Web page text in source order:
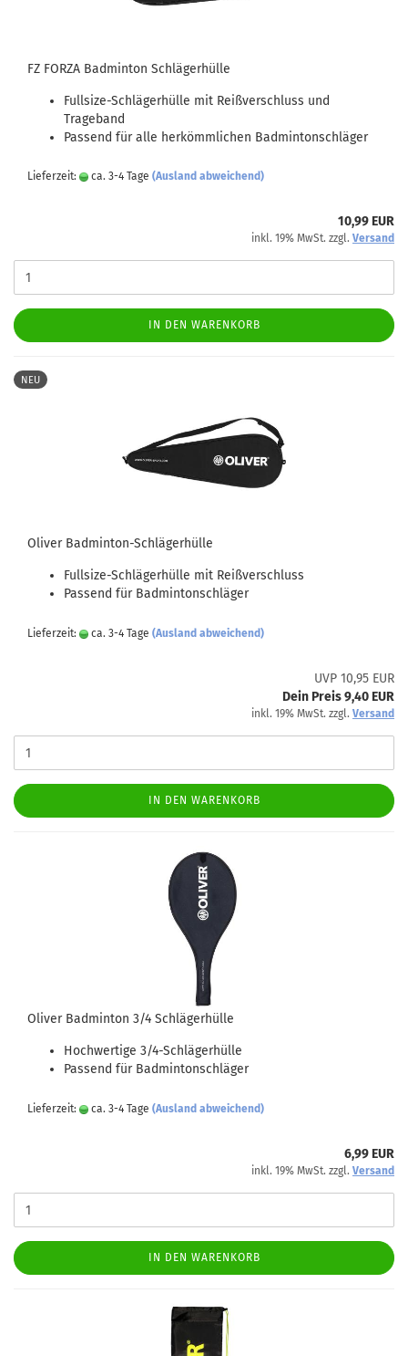
FZ FORZA Badminton Schlägerhülle
Fullsize-Schlägerhülle mit Reißverschluss und
Trageband
Passend für alle herkömmlichen Badmintonschläger
Lieferzeit: ca. 3-4 Tage (Ausland abweichend)
10,99 EUR
inkl. 19% MwSt. zzgl. Versand
IN DEN WARENKORB
NEU
Oliver Badminton-Schlägerhülle
Fullsize-Schlägerhülle mit Reißverschluss
Passend für Badmintonschläger
Lieferzeit: ca. 3-4 Tage (Ausland abweichend)
UVP 10,95 EUR
Dein Preis 9,40 EUR
inkl. 19% MwSt. zzgl. Versand
IN DEN WARENKORB
Oliver Badminton 3/4 Schlägerhülle
Hochwertige 3/4-Schlägerhülle
Passend für Badmintonschläger
Lieferzeit: ca. 3-4 Tage (Ausland abweichend)
6,99 EUR
inkl. 19% MwSt. zzgl. Versand
IN DEN WARENKORB